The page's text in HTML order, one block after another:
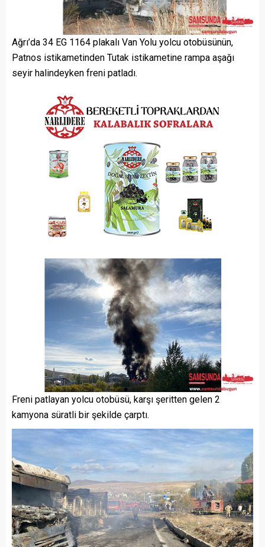
Ağrı’da 34 EG 1164 plakalı Van Yolu yolcu otobüsünün,
Patnos istikametinden Tutak istikametine rampa aşağı
seyir halindeyken freni patladı.
Freni patlayan yolcu otobüsü, karşı şeritten gelen 2
kamyona süratli bir şekilde çarptı.